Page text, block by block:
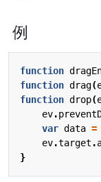
例
function
function drag(
function drop(
ev.
var data =
ev.target .
}